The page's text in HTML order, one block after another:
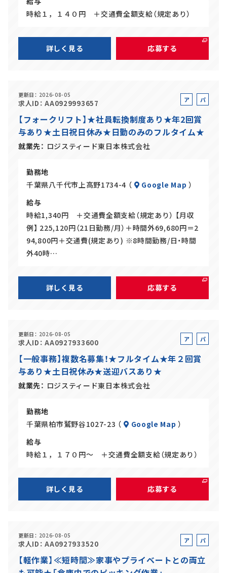
時給１，１４０円 ＋交通費全額支給（規定あり）
詳しく見る 応募する
更新日 2026-08-05
求人ID AA0929993657
ア
バ
イ
パ
ト
【フォークリフト】★社員転換制度あり★年2回賞
与あり★土日祝日休み★日勤のみのフルタイム★
就業先 ロジスティード東日本株式会社
勤務地
千葉県八千代市上高野1734-4 （
Google Map ）
給与
時給1,340円 ＋交通費全額支給（規定あり） 【月収
例】 225,120円（21日勤務/月）＋時間外69,680円＝2
94,800円＋交通費(規定あり) ※8時間勤務/日・時間
外40時…
詳しく見る 応募する
更新日 2026-08-05
求人ID AA0927933600
ア
バ
パ
ト
【一般事務】複数名募集！★フルタイム★年２回賞
与あり★土日祝休み★送迎バスあり★
就業先 ロジスティード東日本株式会社
勤務地
千葉県柏市鷲野谷1027-23 （
Google Map ）
給与
時給１，１７０円～ ＋交通費全額支給（規定あり）
詳しく見る 応募する
更新日 2026-08-05
求人ID AA0927933520
ア
バ
パ
ト
【軽作業】≪短時間≫家事やプライベートとの両立